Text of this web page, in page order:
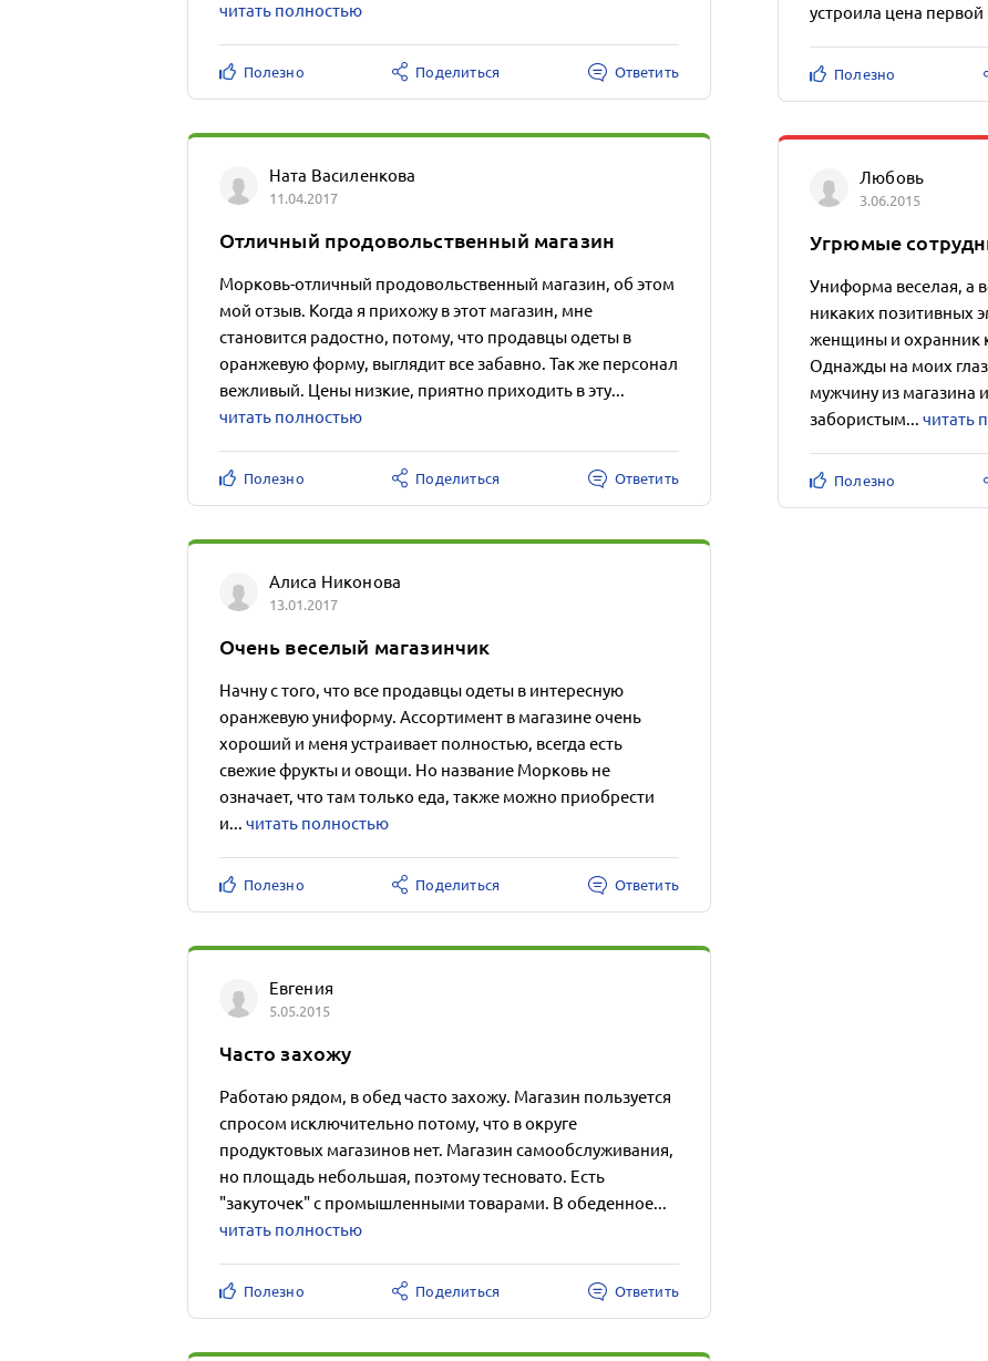
читать полностью
Полезно Поделиться Ответить
Ната Василенкова
11.04.2017
Отличный продовольственный магазин
Морковь-отличный продовольственный магазин, об этом
мой отзыв. Когда я прихожу в этот магазин, мне
становится радостно, потому, что продавцы одеты в
оранжевую форму, выглядит все забавно. Так же персонал
вежливый. Цены низкие, приятно приходить в эту...
читать полностью
Полезно Поделиться Ответить
Алиса Никонова
13.01.2017
Очень веселый магазинчик
Начну с того, что все продавцы одеты в интересную
оранжевую униформу. Ассортимент в магазине очень
хороший и меня устраивает полностью, всегда есть
свежие фрукты и овощи. Но название Морковь не
означает, что там только еда, также можно приобрести
и... читать полностью
Полезно Поделиться Ответить
Евгения
5.05.2015
Часто захожу
Работаю рядом, в обед часто захожу. Магазин пользуется
спросом исключительно потому, что в округе
продуктовых магазинов нет. Магазин самообслуживания,
но площадь небольшая, поэтому тесновато. Есть
"закуточек" с промышленными товарами. В обеденное...
читать полностью
Полезно Поделиться Ответить
устроила цена
Полезно
Любовь
3.06.2015
Угрюмые
Униформа веселая, а
никаких позитивных
женщины и охранник
Однажды на моих
мужчину из магазина
забористым... читать
Полезно